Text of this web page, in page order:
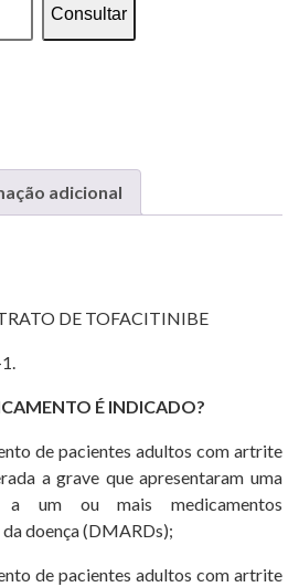
Consultar
adicional
DE TOFACITINIBE
É INDICADO?
de pacientes adultos com artrite
a grave que apresentaram uma
a um ou mais medicamentos
doença (DMARDs);
de pacientes adultos com artrite